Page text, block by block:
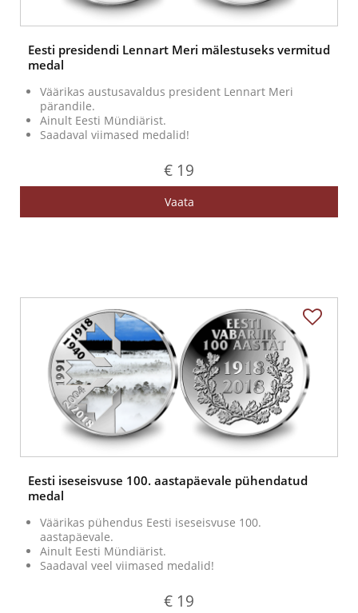
Eesti presidendi Lennart Meri mälestuseks vermitud
medal
Väärikas austusavaldus president Lennart Meri
pärandile.
Ainult Eesti Mündiärist.
Saadaval viimased medalid!
€ 19
Vaata
Eesti iseseisvuse 100. aastapäevale pühendatud
medal
Väärikas pühendus Eesti iseseisvuse 100.
aastapäevale.
Ainult Eesti Mündiärist.
Saadaval veel viimased medalid!
€ 19